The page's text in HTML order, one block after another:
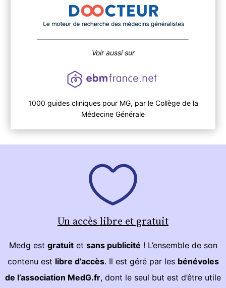
Voir aussi sur
1000 guides cliniques pour MG, par le Collège de la
Médecine Générale
Un accès libre et gratuit
Medg est gratuitet sans publicité ! L’ensemble de son
contenu est libre d’accès. Il est géré par les bénévoles
de l’association MedG.fr, dont le seul but est d’être utile